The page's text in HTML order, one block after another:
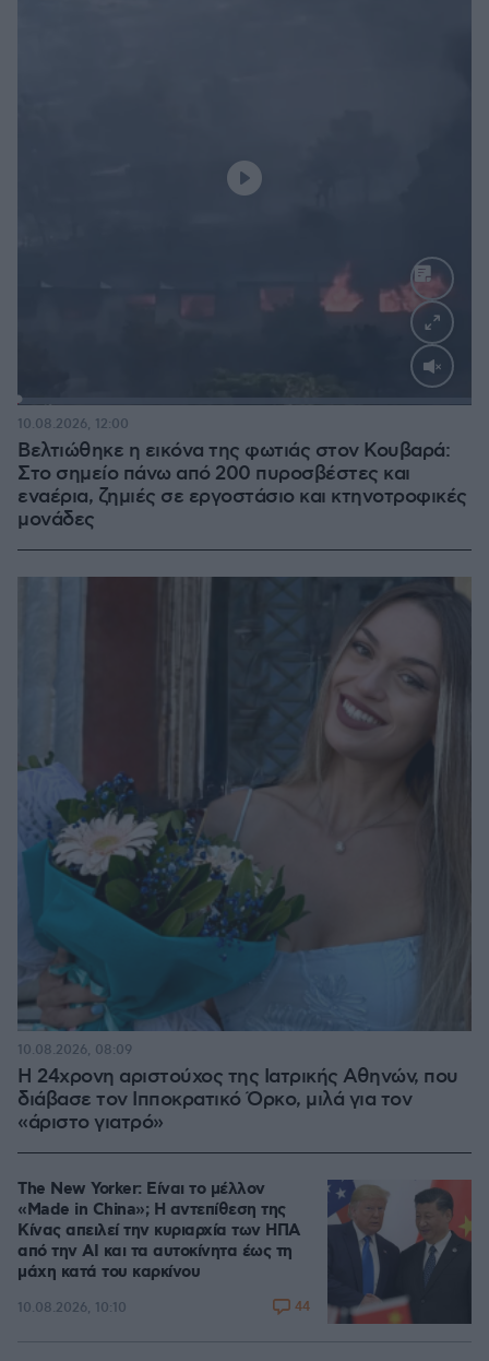
Loaded
Βελτιώθηκε η εικόνα της φωτιάς στον Κουβαρά:
Στο σημείο πάνω από 200 πυροσβέστες και
εναέρια, ζημιές σε εργοστάσιο και κτηνοτροφικές
μονάδες
10.08.2026, 12:00
Η 24χρονη αριστούχος της Ιατρικής Αθηνών, που
διάβασε τον Ιπποκρατικό Όρκο, μιλά για τον
«άριστο γιατρό»
10.08.2026, 08:09
The New Yorker: Είναι το μέλλον
«Made in China»; Η αντεπίθεση της
Κίνας απειλεί την κυριαρχία των ΗΠΑ
από την ΑΙ και τα αυτοκίνητα έως τη
μάχη κατά του καρκίνου
10.08.2026, 10:10 44